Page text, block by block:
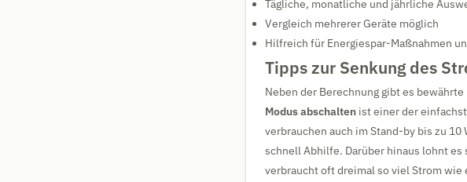
Tägliche, monatliche und jährliche
Vergleich mehrerer Geräte möglich
Hilfreich für Energiespar-Maßnahmen
Tipps zur Senkung des
Neben der Berechnung gibt es
Modus abschalten ist einer der
verbrauchen auch im Stand-by bis zu
schnell Abhilfe. Darüber hinaus lohnt es
verbraucht oft dreimal so viel Strom wie